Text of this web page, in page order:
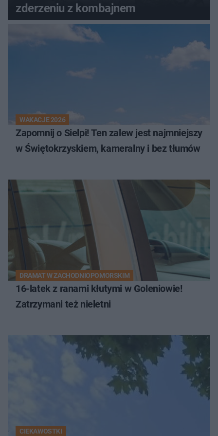
zderzeniu z kombajnem
WAKACJE 2026
Zapomnij o Sielpi! Ten zalew jest najmniejszy
w Świętokrzyskiem, kameralny i bez tłumów
DRAMAT W ZACHODNIOPOMORSKIM
16-latek z ranami kłutymi w Goleniowie!
Zatrzymani też nieletni
CIEKAWOSTKI